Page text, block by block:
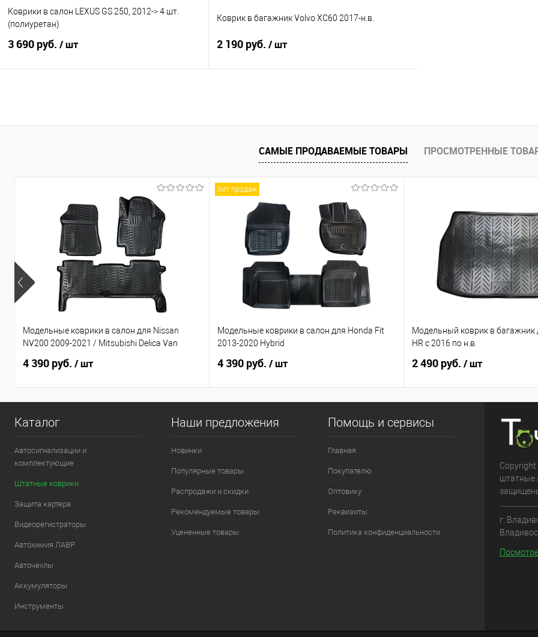
Коврики в салон LEXUS GS 250, 2012-> 4 шт.
(полиуретан)
3 690 руб. / шт
Купить в 1 клик
Сравнение
Коврик в багажник Volvo XC60 2017-н.в.
2 190 руб. / шт
Купить в 1 клик
Сравнение
В избранное
Под заказ
САМЫЕ ПРОДАВАЕМЫЕ ТОВАРЫ ПРОСМОТРЕННЫЕ
Модельные коврики в салон для Nissan
NV200 2009-2021 / Mitsubishi Delica Van
4 390 руб. / шт
Хит продаж
Модельные коврики в салон для Honda Fit
2013-2020 Hybrid
4 390 руб. / шт
Модельный коврик в багажник
HR с 2016 по н.в.
2 490 руб. / шт
Каталог
Автосигнализации и
комплектующие
Штатные коврики
Защита картера
Видеорегистраторы
Автохимия ЛАВР
Авточехлы
Аккумуляторы
Инструменты
Наши предложения
Новинки
Популярные товары
Распродажи и скидки
Рекомендуемые товары
Уцененные товары
Помощь и сервисы
Главная
Покупателю
Оптовику
Реквизиты
Политика конфиденциальности
Copyright
штатные
г.